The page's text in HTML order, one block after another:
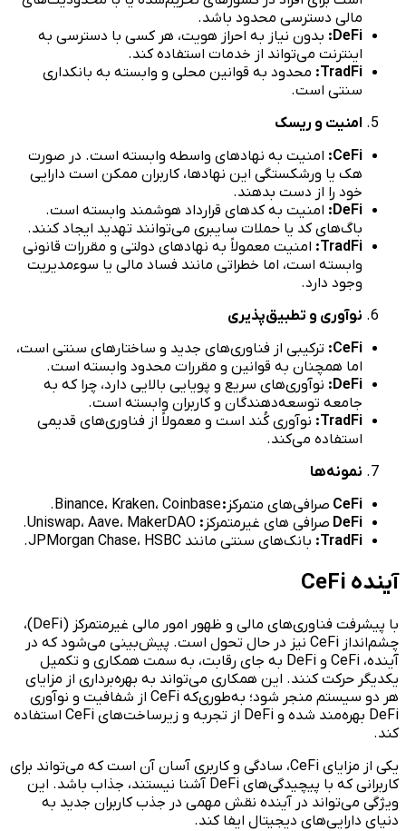
مالی دسترسی محدود باشد.
DeFi: بدون نیاز به احراز هویت، هر کسی با دسترسی به
اینترنت می‌تواند از خدمات استفاده کند.
TradFi: محدود به قوانین محلی و وابسته به بانکداری
سنتی است.
امنیت و ریسک
CeFi: امنیت به نهادهای واسطه وابسته است. در صورت
هک یا ورشکستگی این نهادها، کاربران ممکن است دارایی
خود را از دست بدهند.
DeFi: امنیت به کدهای قرارداد هوشمند وابسته است.
باگ‌های کد یا حملات سایبری می‌توانند تهدید ایجاد کنند.
TradFi: امنیت معمولاً به نهادهای دولتی و مقررات قانونی
وابسته است، اما خطراتی مانند فساد مالی یا سوءمدیریت
وجود دارد.
نوآوری و تطبیق‌پذیری
CeFi: ترکیبی از فناوری‌های جدید و ساختارهای سنتی است،
اما همچنان به قوانین و مقررات محدود وابسته است.
DeFi: نوآوری‌های سریع و پویایی بالایی دارد، چرا که به
جامعه توسعه‌دهندگان و کاربران وابسته است.
TradFi: نوآوری کُند است و معمولاً از فناوری‌های قدیمی
استفاده می‌کند.
نمونه‌ها
CeFi صرافی‌های متمرکز :
DeFi صرافی ‌های غیرمتمرکز :
TradFi: بانک‌های سنتی مانند JPMorgan Chase، HSBC.
آینده CeFi
با پیشرفت فناوری‌های مالی و ظهور امور مالی غیرمتمرکز (DeFi)،
چشم‌انداز CeFi نیز در حال تحول است. پیش‌بینی می‌شود که در
آینده، CeFi و DeFi به جای رقابت، به سمت همکاری و تکمیل
یکدیگر حرکت کنند. این همکاری می‌تواند به بهره‌برداری از مزایای
هر دو سیستم منجر شود؛ به‌طوری‌که CeFi از شفافیت و نوآوری
DeFi بهره‌مند شده و DeFi از تجربه و زیرساخت‌های CeFi استفاده
کند.
یکی از مزایای CeFi، سادگی و کاربری آسان آن است که می‌تواند برای
کاربرانی که با پیچیدگی‌های DeFi آشنا نیستند، جذاب باشد. این
ویژگی می‌تواند در آینده نقش مهمی در جذب کاربران جدید به
دنیای دارایی‌های دیجیتال ایفا کند.